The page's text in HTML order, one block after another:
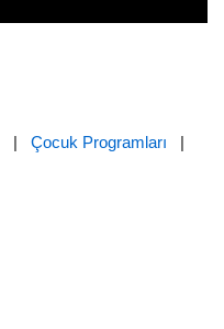
| Çocuk Programları |